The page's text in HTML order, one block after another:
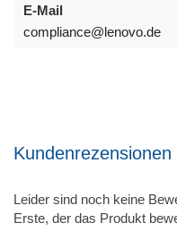
E-Mail
compliance@lenovo.de
Kundenrezensionen
Leider sind noch keine
Erste, der das Produkt